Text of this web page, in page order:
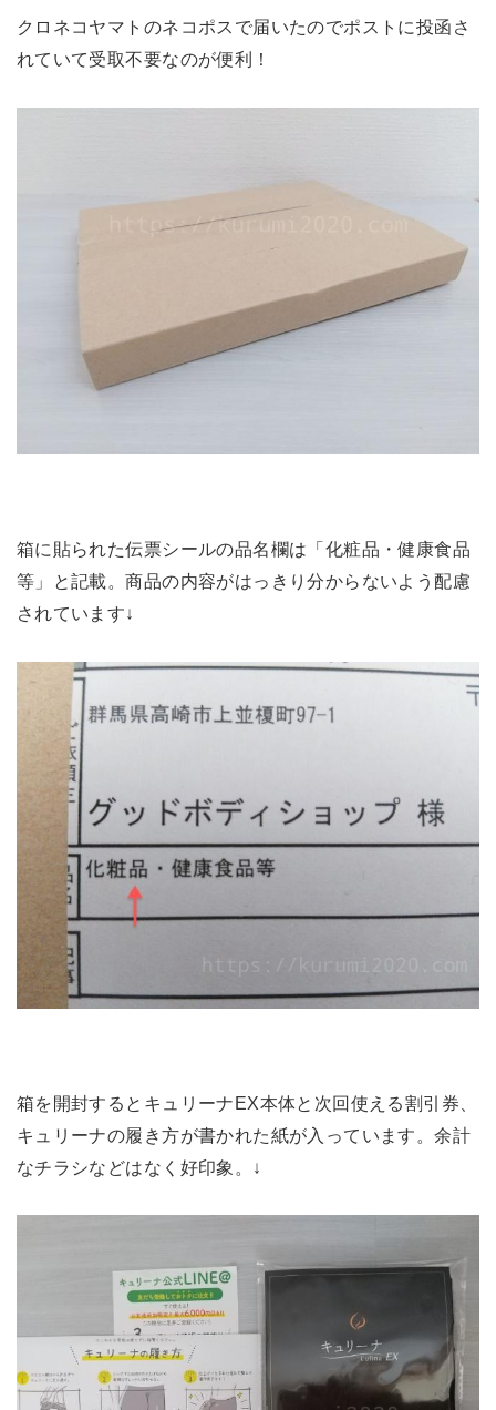
クロネコヤマトのネコポスで届いたのでポストに投函さ
れていて受取不要なのが便利！
箱に貼られた伝票シールの品名欄は「化粧品・健康食品
等」と記載。商品の内容がはっきり分からないよう配慮
されています↓
箱を開封するとキュリーナEX本体と次回使える割引券、
キュリーナの履き方が書かれた紙が入っています。余計
なチラシなどはなく好印象。↓